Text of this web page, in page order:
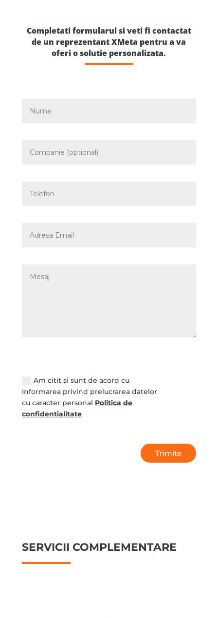
Completati formularul si veti fi contactat
de un reprezentant XMeta pentru a va
oferi o solutie personalizata.
Am citit și sunt de acord cu
Informarea privind prelucrarea datelor
cu caracter personal Politica de
confidentialitate
Trimite
SERVICII COMPLEMENTARE